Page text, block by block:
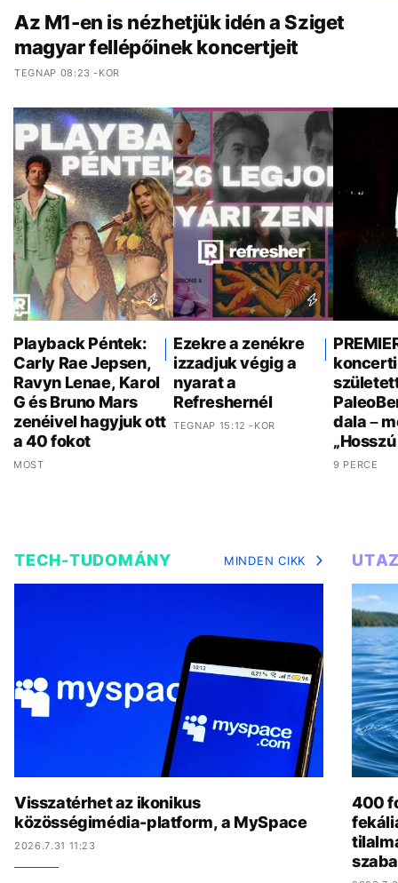
Az M1-en is nézhetjük idén a Sziget
magyar fellépőinek koncertjeit
TEGNAP 08:23 -KOR
Playback Péntek:
Carly Rae Jepsen,
Ravyn Lenae, Karol
G és Bruno Mars
zenéivel hagyjuk ott
a 40 fokot
MOST
Ezekre a zenékre
izzadjuk végig a
nyarat a
Refreshernél
TEGNAP 15:12 -KOR
dala –
9 PERCE
TECH-TUDOMÁNY MINDEN CIKK
Visszatérhet az ikonikus
közösségimédia-platform, a MySpace
2026.7.31 11:23
400